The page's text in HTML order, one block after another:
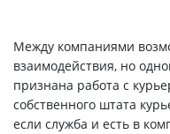
Между компаниями
взаимодействия, но
признана работа с
собственного штата
если служба и есть в